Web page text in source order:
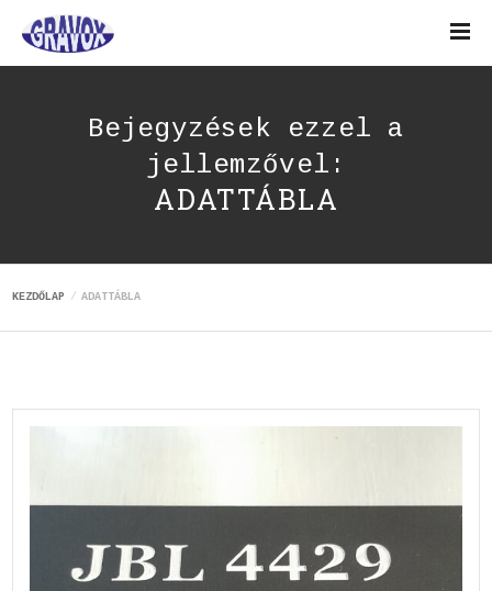
Bejegyzések ezzel a
jellemzővel:
ADATTÁBLA
KEZDŐLAP ADATTÁBLA